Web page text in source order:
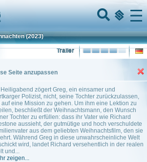
Menu
(2023)
Trailer
Seite anzupassen
zögert Greg, ein einsamer und
Polizist, nicht, seine Tochter zurückzulassen,
auf eine Mission zu gehen. Um ihm eine Lektion zu
beschließt der Weihnachtsmann, den Wunsch
Tochter zu erfüllen: dass ihr Vater wie Richard
aussieht, der gutmütige und hoch verschuldete
aus dem geliebten Weihnachtsfilm, den sie
Während Greg in diese unwahrscheinliche Welt
wird, landet Richard versehentlich in der realen
und...
zeigen...